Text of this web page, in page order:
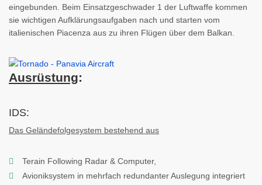
eingebunden. Beim Einsatzgeschwader 1 der Luftwaffe kommen
sie wichtigen Aufklärungsaufgaben nach und starten vom
italienischen Piacenza aus zu ihren Flügen über dem Balkan.
Ausrüstung:
IDS:
Das Geländefolgesystem bestehend aus
Terain Following Radar & Computer,
Avioniksystem in mehrfach redundanter Auslegung integriert